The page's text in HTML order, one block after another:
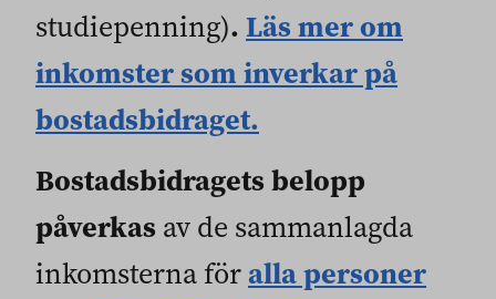
studiepenning). Läs mer om
inkomster som inverkar på
bostadsbidraget.
Bostadsbidragets belopp
påverkas av de sammanlagda
inkomsterna föralla personer